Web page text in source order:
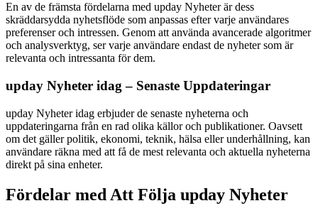
En av de främsta fördelarna med upday Nyheter är dess
skräddarsydda nyhetsflöde som anpassas efter varje användares
preferenser och intressen. Genom att använda avancerade algoritmer
och analysverktyg, ser varje användare endast de nyheter som är
relevanta och intressanta för dem.
upday Nyheter idag – Senaste Uppdateringar
upday Nyheter idag erbjuder de senaste nyheterna och
uppdateringarna från en rad olika källor och publikationer. Oavsett
om det gäller politik, ekonomi, teknik, hälsa eller underhållning, kan
användare räkna med att få de mest relevanta och aktuella nyheterna
direkt på sina enheter.
Fördelar med Att Följa upday Nyheter